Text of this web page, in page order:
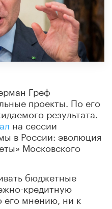
Греф
проекты. По его
результата.
на сессии
в России: эволюция
Московского
бюджетные
кредитную
его мнению, ни к